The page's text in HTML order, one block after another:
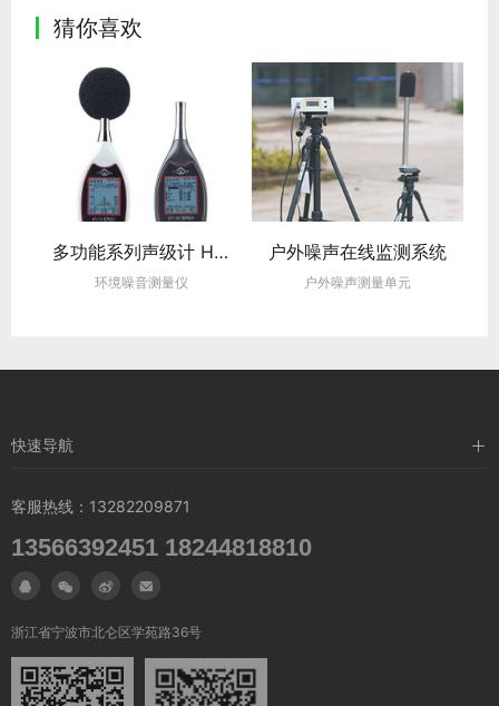
猜你喜欢
多功能系列声级计 HY128
环境噪音测量仪
户外噪声在线监测系统
户外噪声测量单元
快速导航
产品展示
下载中心
最新资讯
联系我们
客服热线：13282209871
13566392451 18244818810
   
浙江省宁波市北仑区学苑路36号